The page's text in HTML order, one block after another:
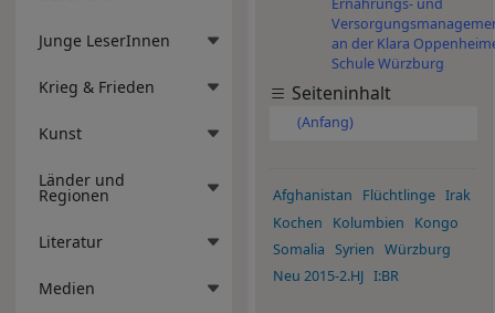
Junge LeserInnen
Krieg & Frieden
Kunst
Länder und
Regionen
Literatur
Medien
an der Klara
Schule Würzburg
Seiteninhalt
(Anfang)
Afghanistan Flüchtlinge Irak
Kochen
Kolumbien
Kongo
Somalia Syrien
Würzburg
Neu 2015-2.HJ I:BR